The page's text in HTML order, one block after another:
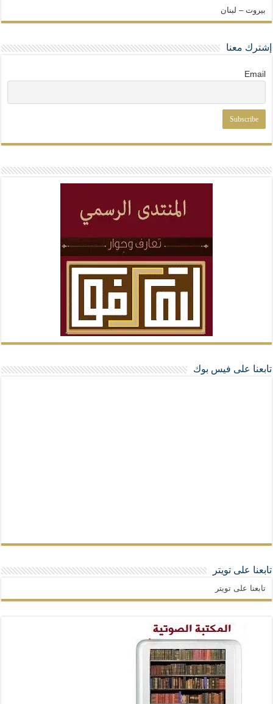
بيروت – لبنان
إشترك معنا
Email
تابعنا على فيس بوك
تابعنا على تويتر
تابعنا على تويتر